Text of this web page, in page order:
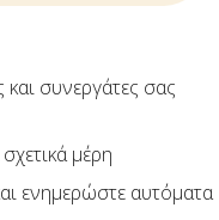
συνεργάτες σας
μέρη
ενημερώστε αυτόματα